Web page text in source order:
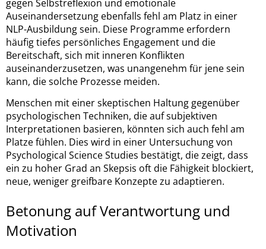
gegen Selbstreflexion und emotionale
Auseinandersetzung ebenfalls fehl am Platz in einer
NLP-Ausbildung sein. Diese Programme erfordern
häufig tiefes persönliches Engagement und die
Bereitschaft, sich mit inneren Konflikten
auseinanderzusetzen, was unangenehm für jene sein
kann, die solche Prozesse meiden.
Menschen mit einer skeptischen Haltung gegenüber
psychologischen Techniken, die auf subjektiven
Interpretationen basieren, könnten sich auch fehl am
Platze fühlen. Dies wird in einer Untersuchung von
Psychological Science Studies bestätigt, die zeigt, dass
ein zu hoher Grad an Skepsis oft die Fähigkeit blockiert,
neue, weniger greifbare Konzepte zu adaptieren.
Betonung auf Verantwortung und
Motivation